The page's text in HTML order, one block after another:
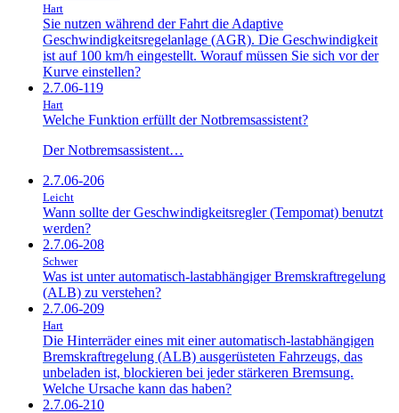
Hart
Sie nutzen während der Fahrt die Adaptive
Geschwindigkeitsregelanlage (AGR). Die Geschwindigkeit
ist auf 100 km/h eingestellt. Worauf müssen Sie sich vor der
Kurve einstellen?
2.7.06-119
Hart
Welche Funktion erfüllt der Notbremsassistent?
Der Notbremsassistent…
2.7.06-206
Leicht
Wann sollte der Geschwindigkeitsregler (Tempomat) benutzt
werden?
2.7.06-208
Schwer
Was ist unter automatisch-lastabhängiger Bremskraftregelung
(ALB) zu verstehen?
2.7.06-209
Hart
Die Hinterräder eines mit einer automatisch-lastabhängigen
Bremskraftregelung (ALB) ausgerüsteten Fahrzeugs, das
unbeladen ist, blockieren bei jeder stärkeren Bremsung.
Welche Ursache kann das haben?
2.7.06-210